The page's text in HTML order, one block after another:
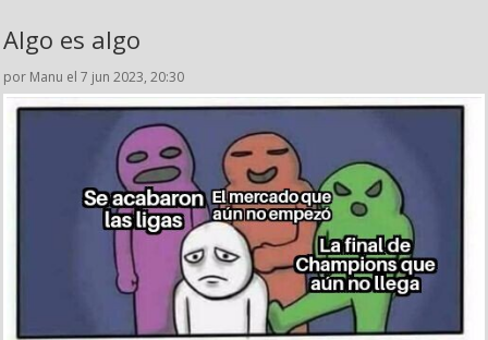
Algo es algo
por Manu el 7 jun 2023, 20:30